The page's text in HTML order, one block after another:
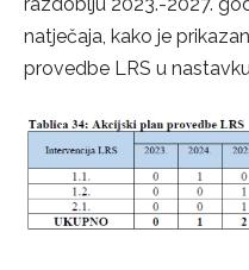
natječaja, kako je
provedbe LRS u